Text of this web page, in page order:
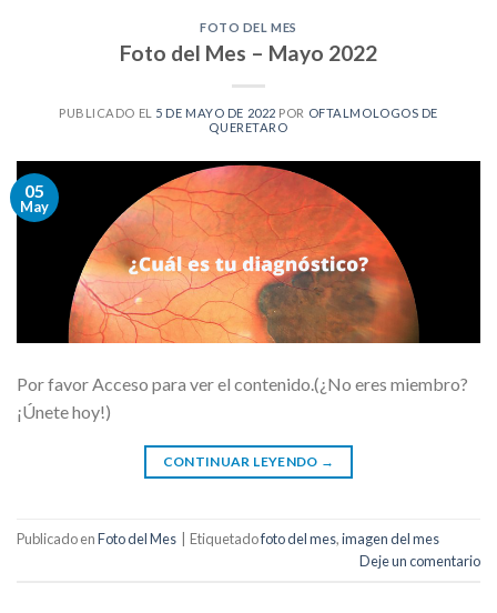
FOTO DEL MES
Foto del Mes – Mayo 2022
PUBLICADO EL 5 DE MAYO DE 2022 POR OFTALMOLOGOS DE
QUERETARO
05
May
Por favor Acceso para ver el contenido.(¿No eres miembro?
¡Únete hoy!)
CONTINUAR LEYENDO →
Publicado enFoto del Mes Etiquetadofoto del mes,imagen del mes
Deje un comentario